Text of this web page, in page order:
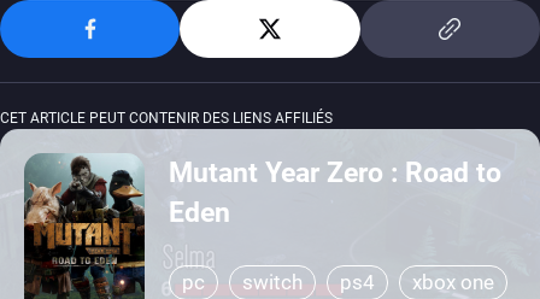
CET ARTICLE PEUT CONTENIR DES LIENS AFFILIÉS
Mutant Year Zero : Road to
Eden
pc switch ps4 xbox one